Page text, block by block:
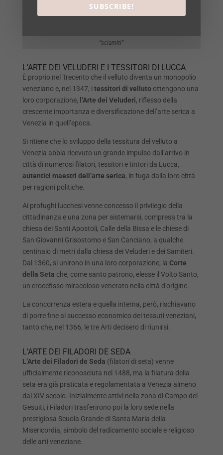
“sciamiti”
L’ARTE DEI VELUDERI E I TESSITORI DI LUCCA
È proprio nel Trecento che il velluto diventa un monopolio
veneziano e, nel 1347, i tessitori di vellutoottengono una
loro corporazione, l’Arte dei Veluderi, riflesso della
crescente importanza e diversificazione dell’arte serica a
Venezia in quell’epoca.
Si ritiene che lo sviluppo della tessitura del velluto a
Venezia abbia ricevuto un grande impulso dall’arrivo in
città di numerosi filatori, tessitori e tintori da Lucca,
autentici maestri dell’arte serica, in fuga dalla loro città
per ragioni politiche.
Ai profughi lucchesi venne concesso il privilegio della
cittadinanza e una zona per sistemarsi, compresa tra la
chiesa dei Santi Apostoli, Calle della Bissa e le chiese di
San Giovanni Grisostomo e San Canciano, a qualche
centinaio di metri dalla chiesa dei Veluderi e dei Samiteri.
Dal 1360, si unirono in una loro corporazione, la Corte
della Seta che, come santo patrono, elesse il Volto Santo,
un crocefisso miracoloso venerato nella città d’origine.
La concorrenza estera e quella interna, però, rischiavano
di porre fine al successo economico dei tessuti veneziani,
tanto che, nel 1366, le tre Arti decisero di riunirsi.
L’ARTE DEI FILADORI DE SEDA
L’Arte dei Filadori de Seda (filatori di seta) venne
ufficialmente riconosciuta nel 1488, ma la filatura della
seta era già praticata e regolamentata a Venezia almeno
dal XIV secolo. Inizialmente attivi nella zona di Campo dei
Gesuiti, i Filadori trasferirono poi la loro sede nella
prestigiosa Scuola Grande di Santa Maria della
Misericordia, simbolo del radicamento sociale e religioso
delle arti veneziane.
SUBSCRIBE!